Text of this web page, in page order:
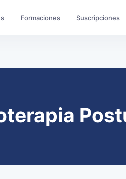
Formaciones Suscripciones